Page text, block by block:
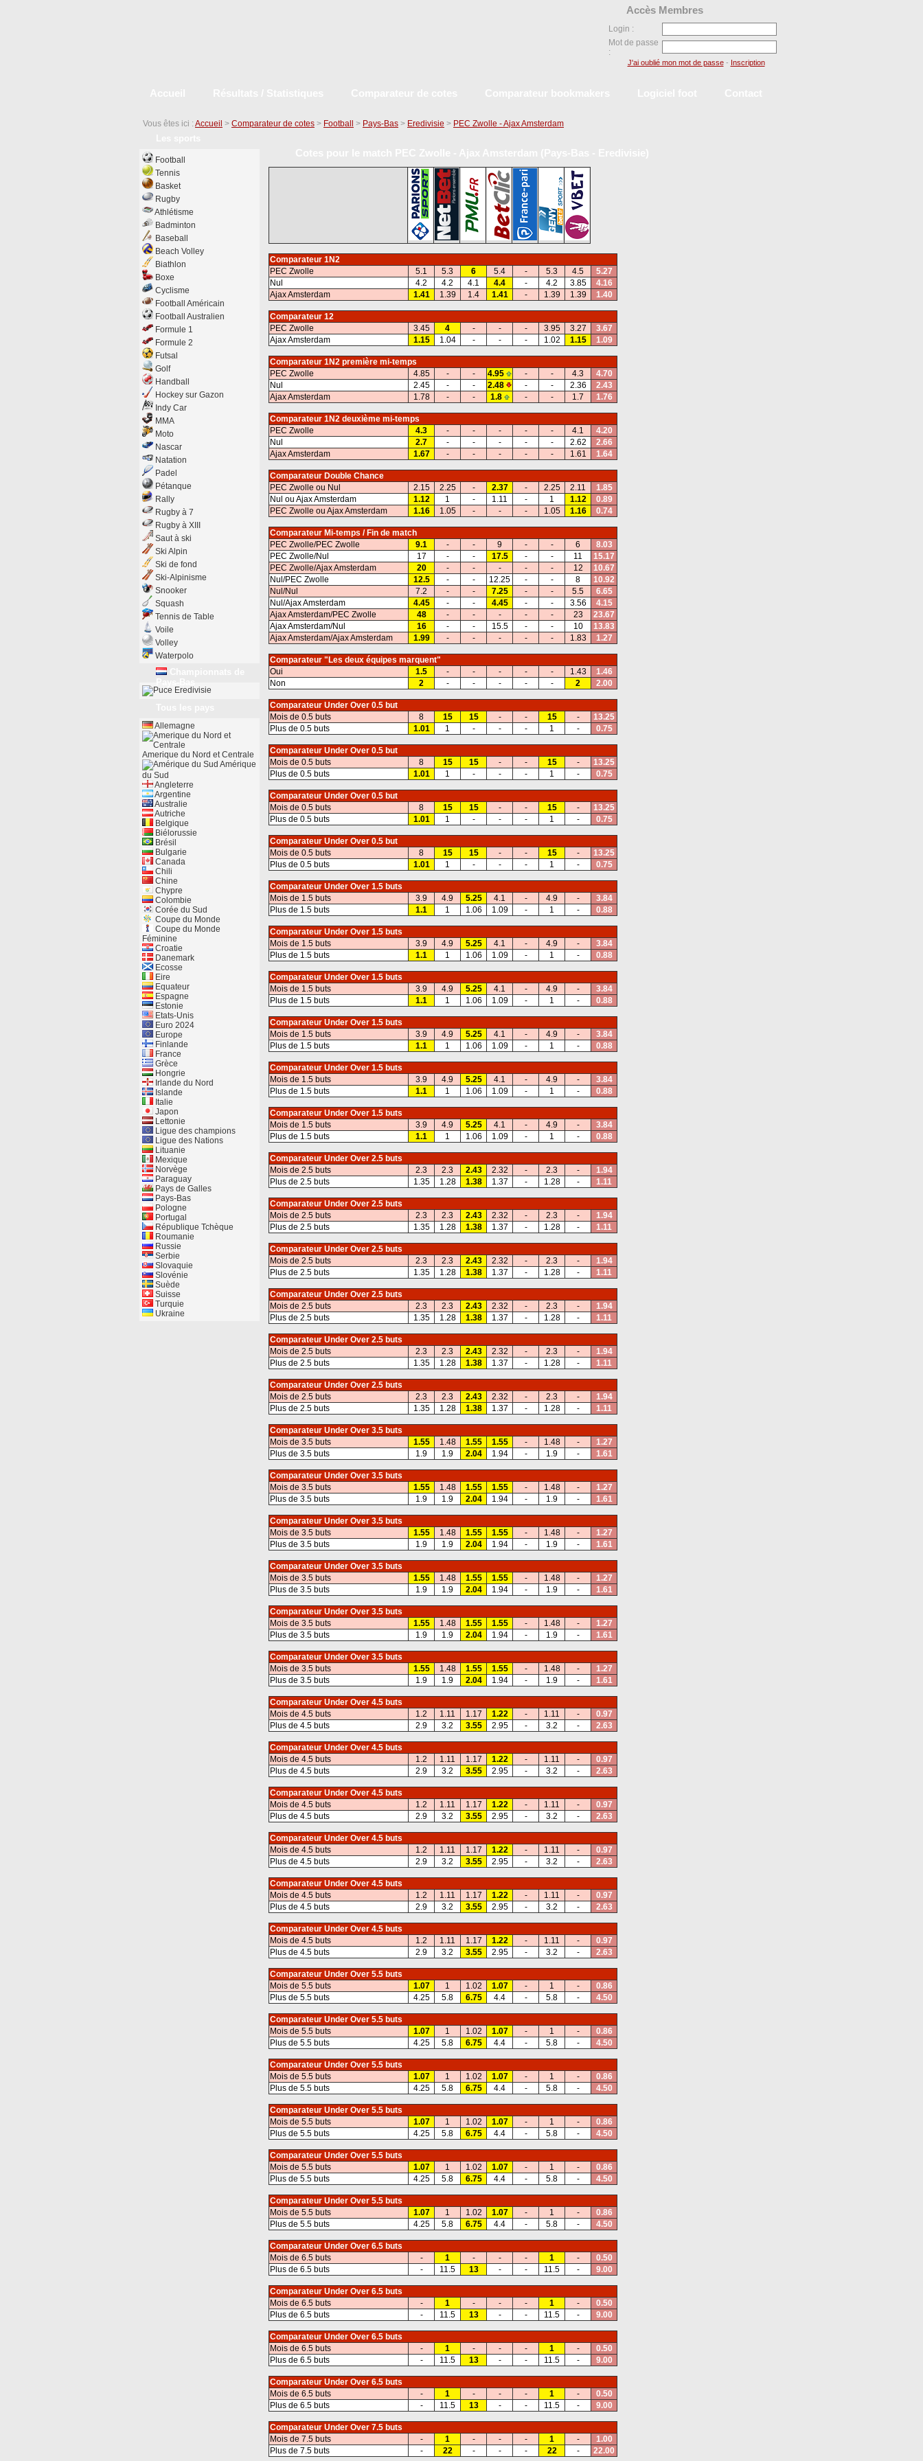
Vous êtes ici : Accueil > Comparateur de cotes > Football > Pays-Bas > Eredivisie > PEC Zwolle - Ajax Amsterdam
Comparateur 1N2
PEC Zwolle
5.1 5.3 6 5.4 - 5.3 4.5
5.27
Nul
4.2 4.2 4.1 4.4 - 4.2 3.85
4.16
Ajax Amsterdam
1.41 1.39 1.4 1.41 - 1.39 1.39 1.40
Comparateur 12
PEC Zwolle
3.45 4 - - - 3.95 3.27
3.67
Ajax Amsterdam
1.15 1.04 - - - 1.02 1.15 1.09
Comparateur 1N2 première mi-temps
PEC Zwolle
4.85 - - 4.95 - - 4.3
4.70
Nul
2.45 - - 2.48 - - 2.36
2.43
Ajax Amsterdam
1.78 - - 1.8 - - 1.7 1.76
Comparateur 1N2 deuxième mi-temps
PEC Zwolle
4.3 - - - - - 4.1
4.20
Nul
2.7 - - - - - 2.62
2.66
Ajax Amsterdam
1.67 - - - - - 1.61 1.64
Comparateur Double Chance
PEC Zwolle ou Nul
2.15 2.25 - 2.37 - 2.25 2.11
1.85
Nul ou Ajax Amsterdam
1.12 1 - 1.11 - 1 1.12
0.89
PEC Zwolle ou Ajax Amsterdam
1.16 1.05 - - - 1.05 1.16 0.74
Comparateur Mi-temps / Fin de match
PEC Zwolle/PEC Zwolle
9.1 - - 9 - - 6
8.03
PEC Zwolle/Nul
17 - - 17.5 - - 11
15.17
PEC Zwolle/Ajax Amsterdam
20 - - - - - 12
10.67
Nul/PEC Zwolle
12.5 - - 12.25 - - 8
10.92
Nul/Nul
7.2 - - 7.25 - - 5.5
6.65
Nul/Ajax Amsterdam
4.45 - - 4.45 - - 3.56
4.15
Ajax Amsterdam/PEC Zwolle
48 - - - - - 23
23.67
Ajax Amsterdam/Nul
16 - - 15.5 - - 10
13.83
Ajax Amsterdam/Ajax Amsterdam
1.99 - - - - - 1.83 1.27
Comparateur "Les deux équipes marquent"
Oui
1.5 - - - - - 1.43
1.46
Non
2 - - - - - 2 2.00
Comparateur Under Over 0.5 but
Mois de 0.5 buts
8 15 15 - - 15 -
13.25
Plus de 0.5 buts
1.01 1 - - - 1 - 0.75
Comparateur Under Over 0.5 but
Mois de 0.5 buts
8 15 15 - - 15 -
13.25
Plus de 0.5 buts
1.01 1 - - - 1 - 0.75
Comparateur Under Over 0.5 but
Mois de 0.5 buts
8 15 15 - - 15 -
13.25
Plus de 0.5 buts
1.01 1 - - - 1 - 0.75
Comparateur Under Over 0.5 but
Mois de 0.5 buts
8 15 15 - - 15 -
13.25
Plus de 0.5 buts
1.01 1 - - - 1 - 0.75
Comparateur Under Over 1.5 buts
Mois de 1.5 buts
3.9 4.9 5.25 4.1 - 4.9 -
3.84
Plus de 1.5 buts
1.1 1 1.06 1.09 - 1 - 0.88
Comparateur Under Over 1.5 buts
Mois de 1.5 buts
3.9 4.9 5.25 4.1 - 4.9 -
3.84
Plus de 1.5 buts
1.1 1 1.06 1.09 - 1 - 0.88
Comparateur Under Over 1.5 buts
Mois de 1.5 buts
3.9 4.9 5.25 4.1 - 4.9 -
3.84
Plus de 1.5 buts
1.1 1 1.06 1.09 - 1 - 0.88
Comparateur Under Over 1.5 buts
Mois de 1.5 buts
3.9 4.9 5.25 4.1 - 4.9 -
3.84
Plus de 1.5 buts
1.1 1 1.06 1.09 - 1 - 0.88
Comparateur Under Over 1.5 buts
Mois de 1.5 buts
3.9 4.9 5.25 4.1 - 4.9 -
3.84
Plus de 1.5 buts
1.1 1 1.06 1.09 - 1 - 0.88
Comparateur Under Over 1.5 buts
Mois de 1.5 buts
3.9 4.9 5.25 4.1 - 4.9 -
3.84
Plus de 1.5 buts
1.1 1 1.06 1.09 - 1 - 0.88
Comparateur Under Over 2.5 buts
Mois de 2.5 buts
2.3 2.3 2.43 2.32 - 2.3 -
1.94
Plus de 2.5 buts
1.35 1.28 1.38 1.37 - 1.28 - 1.11
Comparateur Under Over 2.5 buts
Mois de 2.5 buts
2.3 2.3 2.43 2.32 - 2.3 -
1.94
Plus de 2.5 buts
1.35 1.28 1.38 1.37 - 1.28 - 1.11
Comparateur Under Over 2.5 buts
Mois de 2.5 buts
2.3 2.3 2.43 2.32 - 2.3 -
1.94
Plus de 2.5 buts
1.35 1.28 1.38 1.37 - 1.28 - 1.11
Comparateur Under Over 2.5 buts
Mois de 2.5 buts
2.3 2.3 2.43 2.32 - 2.3 -
1.94
Plus de 2.5 buts
1.35 1.28 1.38 1.37 - 1.28 - 1.11
Comparateur Under Over 2.5 buts
Mois de 2.5 buts
2.3 2.3 2.43 2.32 - 2.3 -
1.94
Plus de 2.5 buts
1.35 1.28 1.38 1.37 - 1.28 - 1.11
Comparateur Under Over 2.5 buts
Mois de 2.5 buts
2.3 2.3 2.43 2.32 - 2.3 -
1.94
Plus de 2.5 buts
1.35 1.28 1.38 1.37 - 1.28 - 1.11
Comparateur Under Over 3.5 buts
Mois de 3.5 buts
1.55 1.48 1.55 1.55 - 1.48 -
1.27
Plus de 3.5 buts
1.9 1.9 2.04 1.94 - 1.9 - 1.61
Comparateur Under Over 3.5 buts
Mois de 3.5 buts
1.55 1.48 1.55 1.55 - 1.48 -
1.27
Plus de 3.5 buts
1.9 1.9 2.04 1.94 - 1.9 - 1.61
Comparateur Under Over 3.5 buts
Mois de 3.5 buts
1.55 1.48 1.55 1.55 - 1.48 -
1.27
Plus de 3.5 buts
1.9 1.9 2.04 1.94 - 1.9 - 1.61
Comparateur Under Over 3.5 buts
Mois de 3.5 buts
1.55 1.48 1.55 1.55 - 1.48 -
1.27
Plus de 3.5 buts
1.9 1.9 2.04 1.94 - 1.9 - 1.61
Comparateur Under Over 3.5 buts
Mois de 3.5 buts
1.55 1.48 1.55 1.55 - 1.48 -
1.27
Plus de 3.5 buts
1.9 1.9 2.04 1.94 - 1.9 - 1.61
Comparateur Under Over 3.5 buts
Mois de 3.5 buts
1.55 1.48 1.55 1.55 - 1.48 -
1.27
Plus de 3.5 buts
1.9 1.9 2.04 1.94 - 1.9 - 1.61
Comparateur Under Over 4.5 buts
Mois de 4.5 buts
1.2 1.11 1.17 1.22 - 1.11 -
0.97
Plus de 4.5 buts
2.9 3.2 3.55 2.95 - 3.2 - 2.63
Comparateur Under Over 4.5 buts
Mois de 4.5 buts
1.2 1.11 1.17 1.22 - 1.11 -
0.97
Plus de 4.5 buts
2.9 3.2 3.55 2.95 - 3.2 - 2.63
Comparateur Under Over 4.5 buts
Mois de 4.5 buts
1.2 1.11 1.17 1.22 - 1.11 -
0.97
Plus de 4.5 buts
2.9 3.2 3.55 2.95 - 3.2 - 2.63
Comparateur Under Over 4.5 buts
Mois de 4.5 buts
1.2 1.11 1.17 1.22 - 1.11 -
0.97
Plus de 4.5 buts
2.9 3.2 3.55 2.95 - 3.2 - 2.63
Comparateur Under Over 4.5 buts
Mois de 4.5 buts
1.2 1.11 1.17 1.22 - 1.11 -
0.97
Plus de 4.5 buts
2.9 3.2 3.55 2.95 - 3.2 - 2.63
Comparateur Under Over 4.5 buts
Mois de 4.5 buts
1.2 1.11 1.17 1.22 - 1.11 -
0.97
Plus de 4.5 buts
2.9 3.2 3.55 2.95 - 3.2 - 2.63
Comparateur Under Over 5.5 buts
Mois de 5.5 buts
1.07 1 1.02 1.07 - 1 -
0.86
Plus de 5.5 buts
4.25 5.8 6.75 4.4 - 5.8 - 4.50
Comparateur Under Over 5.5 buts
Mois de 5.5 buts
1.07 1 1.02 1.07 - 1 -
0.86
Plus de 5.5 buts
4.25 5.8 6.75 4.4 - 5.8 - 4.50
Comparateur Under Over 5.5 buts
Mois de 5.5 buts
1.07 1 1.02 1.07 - 1 -
0.86
Plus de 5.5 buts
4.25 5.8 6.75 4.4 - 5.8 - 4.50
Comparateur Under Over 5.5 buts
Mois de 5.5 buts
1.07 1 1.02 1.07 - 1 -
0.86
Plus de 5.5 buts
4.25 5.8 6.75 4.4 - 5.8 - 4.50
Comparateur Under Over 5.5 buts
Mois de 5.5 buts
1.07 1 1.02 1.07 - 1 -
0.86
Plus de 5.5 buts
4.25 5.8 6.75 4.4 - 5.8 - 4.50
Comparateur Under Over 5.5 buts
Mois de 5.5 buts
1.07 1 1.02 1.07 - 1 -
0.86
Plus de 5.5 buts
4.25 5.8 6.75 4.4 - 5.8 - 4.50
Comparateur Under Over 6.5 buts
Mois de 6.5 buts
- 1 - - - 1 -
0.50
Plus de 6.5 buts
- 11.5 13 - - 11.5 - 9.00
Comparateur Under Over 6.5 buts
Mois de 6.5 buts
- 1 - - - 1 -
0.50
Plus de 6.5 buts
- 11.5 13 - - 11.5 - 9.00
Comparateur Under Over 6.5 buts
Mois de 6.5 buts
- 1 - - - 1 -
0.50
Plus de 6.5 buts
- 11.5 13 - - 11.5 - 9.00
Comparateur Under Over 6.5 buts
Mois de 6.5 buts
- 1 - - - 1 -
0.50
Plus de 6.5 buts
- 11.5 13 - - 11.5 - 9.00
Comparateur Under Over 7.5 buts
Mois de 7.5 buts
- 1 - - - 1 -
1.00
Plus de 7.5 buts
- 22 - - - 22 - 22.00
Football
Tennis
Basket
Rugby
Athlétisme
Badminton
Baseball
Beach Volley
Biathlon
Boxe
Cyclisme
Football Américain
Football Australien
Formule 1
Formule 2
Futsal
Golf
Handball
Hockey sur Gazon
Indy Car
MMA
Moto
Nascar
Natation
Padel
Pétanque
Rally
Rugby à 7
Rugby à XIII
Saut à ski
Ski Alpin
Ski de fond
Ski-Alpinisme
Snooker
Squash
Tennis de Table
Voile
Volley
Waterpolo
Eredivisie
Allemagne
Amerique du Nord et Centrale
Amérique
du Sud
Angleterre
Argentine
Australie
Autriche
Belgique
Biélorussie
Brésil
Bulgarie
Canada
Chili
Chine
Chypre
Colombie
Corée du Sud
Coupe du Monde
Coupe du Monde
Féminine
Croatie
Danemark
Ecosse
Eire
Equateur
Espagne
Estonie
Etats-Unis
Euro 2024
Europe
Finlande
France
Grèce
Hongrie
Irlande du Nord
Islande
Italie
Japon
Lettonie
Ligue des champions
Ligue des Nations
Lituanie
Mexique
Norvège
Paraguay
Pays de Galles
Pays-Bas
Pologne
Portugal
République Tchèque
Roumanie
Russie
Serbie
Slovaquie
Slovénie
Suède
Suisse
Turquie
Ukraine
Accès Membres
Login :
Mot de passe
:
J'ai oublié mon mot de passe- Inscription